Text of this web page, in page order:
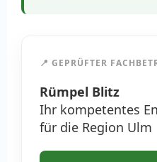
📍 GEPRÜFTER
Rümpel Blitz
Ihr kompetentes
für die Region Ulm